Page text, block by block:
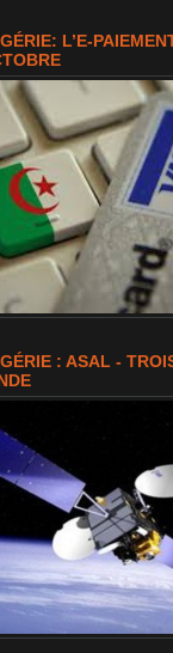
L’E-
: ASAL -